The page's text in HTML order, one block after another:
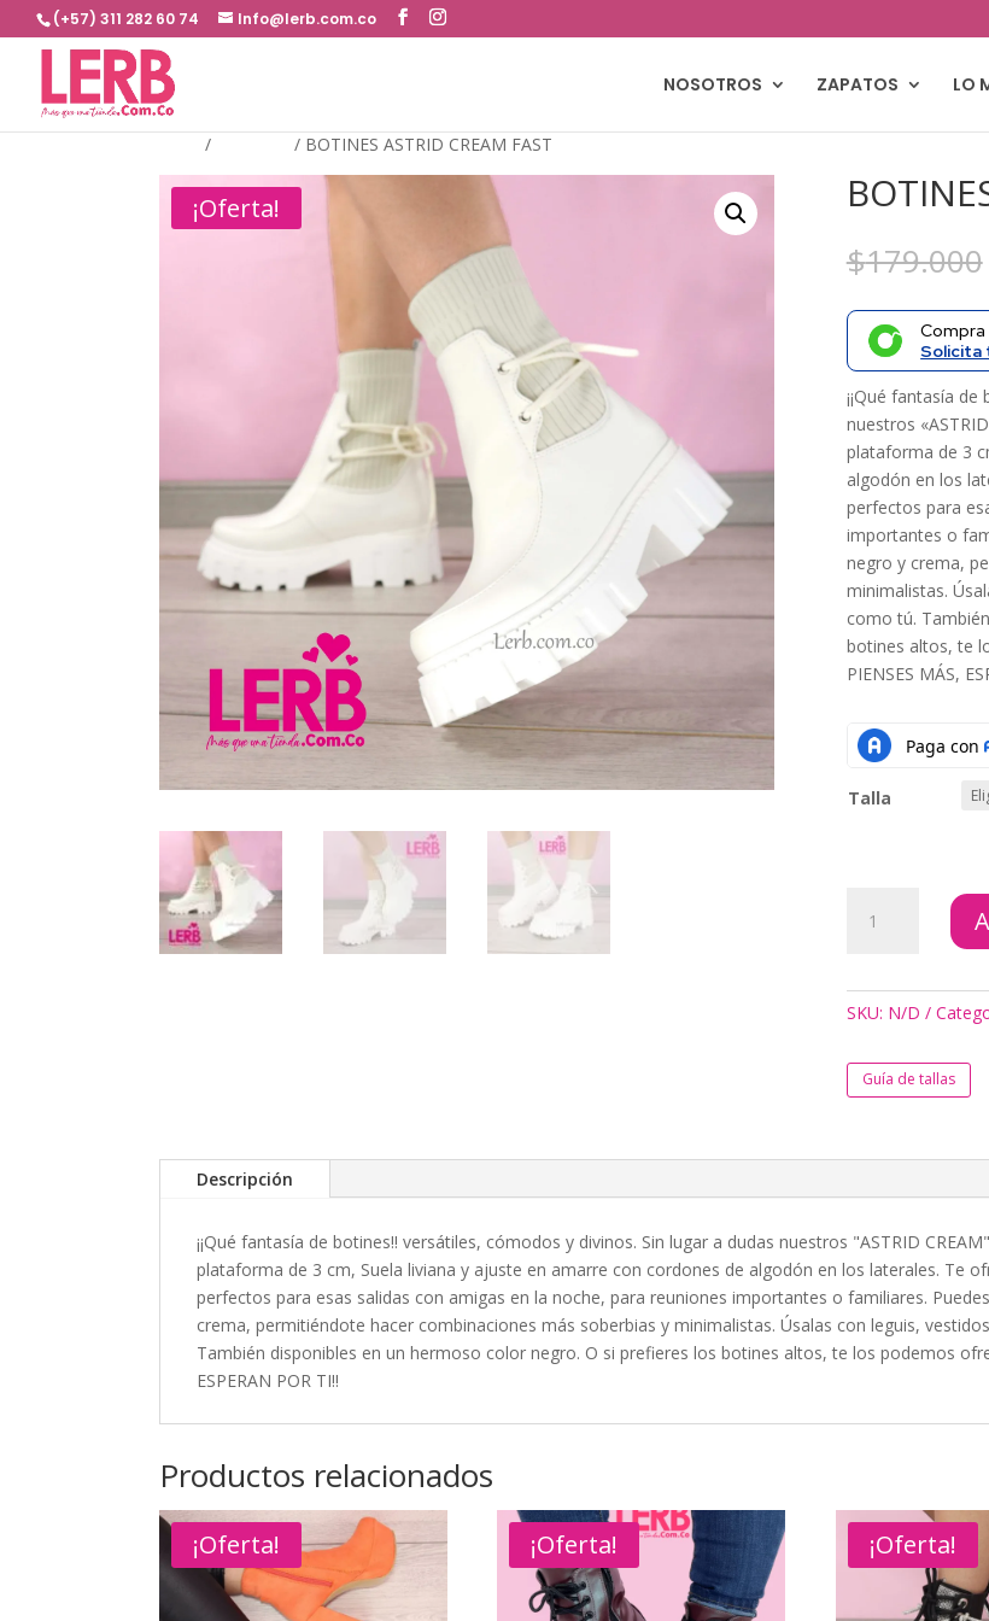
(+57) 311 282 60 74 Info@lerb.com.co
NOSOTROS ZAPATOS LO
/ / BOTINES ASTRID CREAM FAST
¡Oferta!
$179.000
Solicita
¡¡Qué fantasía
nuestros
plataforma de 3
algodón en los
perfectos para
importantes o
negro y crema,
minimalistas.
como tú.
botines altos, te
PIENSES MÁS,
Talla
ASTRID
cantidad
SKU: N/D
Guía de tallas
Descripción
¡¡Qué fantasía de botines!! versátiles, cómodos y divinos. Sin lugar a dudas nuestros "ASTRID
plataforma de 3 cm, Suela liviana y ajuste en amarre con cordones de algodón en los laterales. Te
perfectos para esas salidas con amigas en la noche, para reuniones importantes o familiares.
crema, permitiéndote hacer combinaciones más soberbias y minimalistas. Úsalas con leguis,
También disponibles en un hermoso color negro. O si prefieres los botines altos, te los podemos
ESPERAN POR TI!!
Productos relacionados
¡Oferta! ¡Oferta! ¡Oferta!